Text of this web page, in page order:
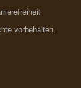
vorbehalten.